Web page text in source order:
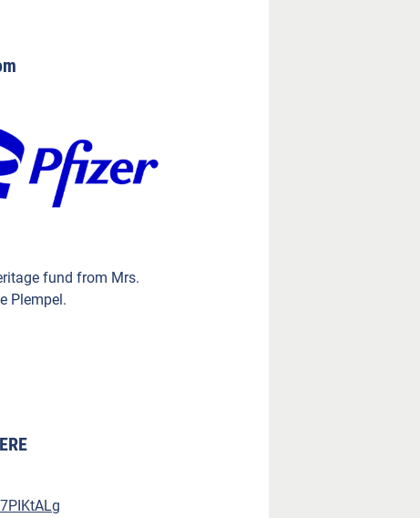
fund from Mrs.
Plempel.